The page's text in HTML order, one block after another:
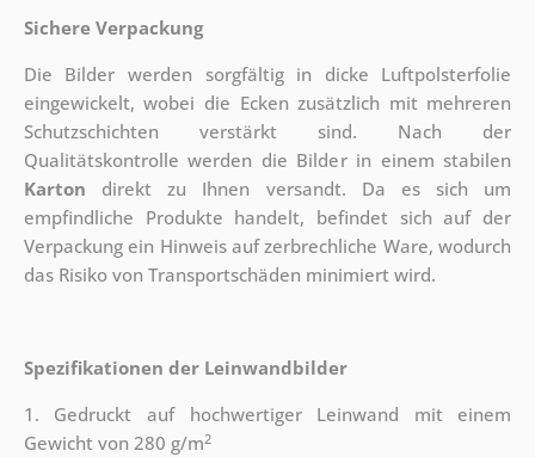
Sichere Verpackung
Die Bilder werden sorgfältig in dicke Luftpolsterfolie
eingewickelt, wobei die Ecken zusätzlich mit mehreren
Schutzschichten verstärkt sind. Nach der
Qualitätskontrolle werden die Bilder in einem stabilen
Karton direkt zu Ihnen versandt. Da es sich um
empfindliche Produkte handelt, befindet sich auf der
Verpackung ein Hinweis auf zerbrechliche Ware, wodurch
das Risiko von Transportschäden minimiert wird.
Spezifikationen der Leinwandbilder
1. Gedruckt auf hochwertiger Leinwand mit einem
Gewicht von 280 g/m2